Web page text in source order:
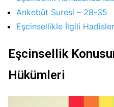
Ankebût Suresi – 28-35
Eşcinsellikle İlgili Hadisler
Eşcinsellik
Hükümleri